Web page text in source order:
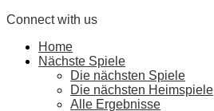
Connect with us
Home
Nächste Spiele
Die nächsten Spiele
Die nächsten Heimspiele
Alle Ergebnisse